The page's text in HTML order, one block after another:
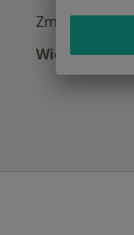
Zmarszczki w
Więcej (15)
Więcej